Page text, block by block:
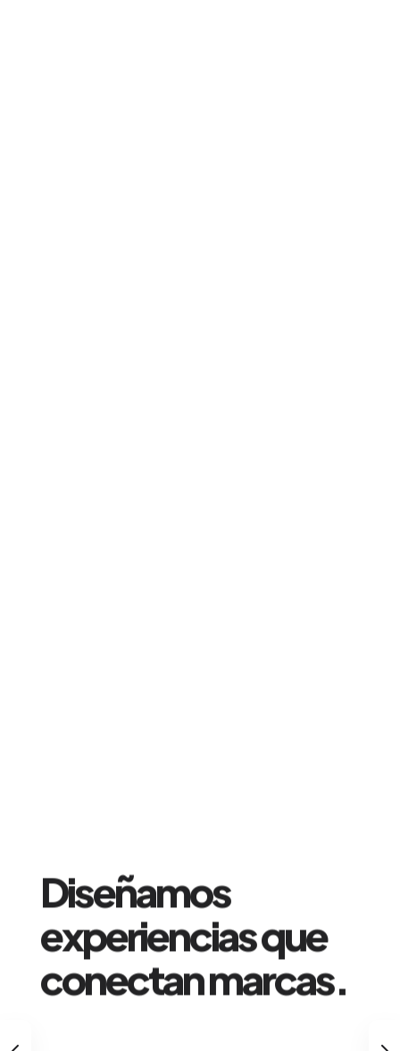
Creamos campañas
publicitarias que
dejan huella.